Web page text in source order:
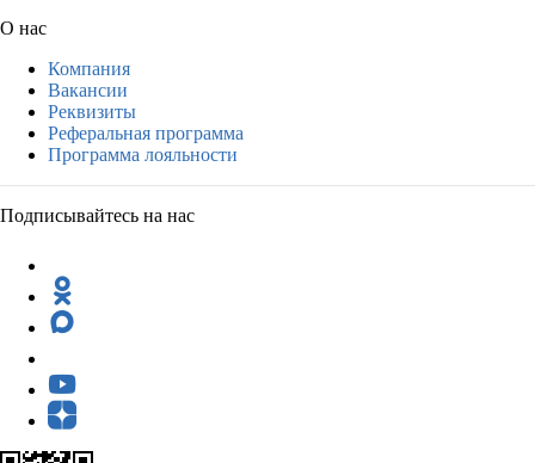
О нас
Компания
Вакансии
Реквизиты
Реферальная программа
Программа лояльности
Подписывайтесь на нас